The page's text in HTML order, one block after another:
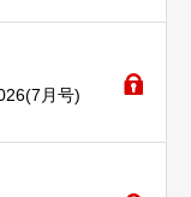
月号)